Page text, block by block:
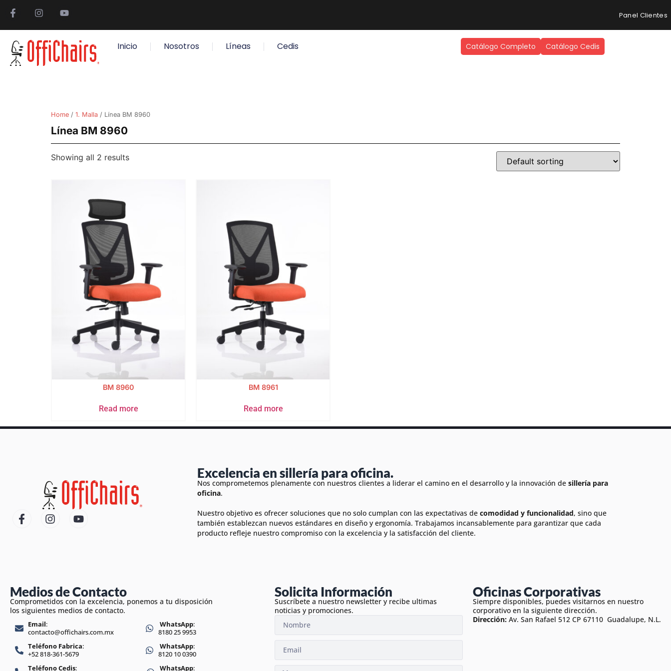
Panel Clientes
Inicio Nosotros Líneas Cedis Catálogo Completo Catálogo Cedis
Home / 1. Malla / Línea BM 8960
Línea BM 8960
Showing all 2 results
BM 8960
Read more
BM 8961
Read more
Excelencia en sillería para oficina.
Nos comprometemos plenamente con nuestros clientes a liderar el camino en el desarrollo y la innovación de sillería para
oficina.
Nuestro objetivo es ofrecer soluciones que no solo cumplan con las expectativas de comodidad y funcionalidad, sino que
también establezcan nuevos estándares en diseño y ergonomía. Trabajamos incansablemente para garantizar que cada
producto refleje nuestro compromiso con la excelencia y la satisfacción del cliente.
Medios de Contacto
Comprometidos con la excelencia, ponemos a tu disposición
los siguientes medios de contacto.
Email:
contacto@offichairs.com.mx
Teléfono Fabrica:
+52 818-361-5679
Teléfono Cedis:
WhatsApp:
8180 25 9953
WhatsApp:
8120 10 0390
WhatsApp:
Solicita Información
Suscríbete a nuestro newsletter y recibe ultimas
noticias y promociones.
Oficinas Corporativas
Siempre disponibles, puedes visitarnos en nuestro
corporativo en la siguiente dirección.
Dirección:Av. San Rafael 512 CP 67110 Guadalupe, N.L.